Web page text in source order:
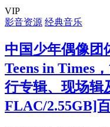
VIP
影音资源 经典音乐
中国少年偶像团
Teens in Times
行专辑、现场辑
FLAC/2.55GB]